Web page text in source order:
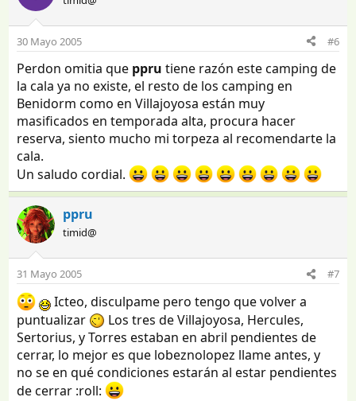
30 Mayo 2005 #6
Perdon omitia que pprutiene razón este camping de
la cala ya no existe, el resto de los camping en
Benidorm como en Villajoyosa están muy
masificados en temporada alta, procura hacer
reserva, siento mucho mi torpeza al recomendarte la
cala.
Un saludo cordial.
ppru
timid@
31 Mayo 2005 #7
Icteo, disculpame pero tengo que volver a
puntualizar
Los tres de Villajoyosa, Hercules,
Sertorius, y Torres estaban en abril pendientes de
cerrar, lo mejor es que lobeznolopez llame antes, y
no se en qué condiciones estarán al estar pendientes
de cerrar :roll: